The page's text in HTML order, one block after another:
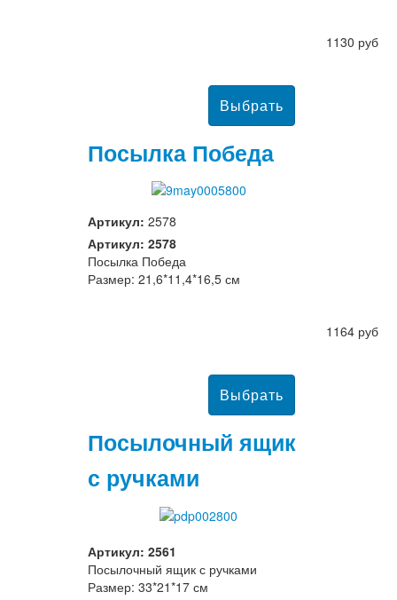
1130 руб
Посылка Победа
Артикул: 2578
Артикул: 2578
Посылка Победа
Размер: 21,6*11,4*16,5 см
1164 руб
Посылочный ящик
с ручками
Артикул: 2561
Посылочный ящик с ручками
Размер: 33*21*17 см